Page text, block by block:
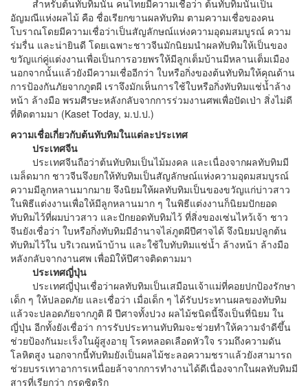
สําหรับต้นทับทิมนั้น คนไทยมีความเชื่อว่า ต้นทับทิมนั้นเป็น
อัญมณีแห่งผลไม้ คือ ชื่อเรียกขานผลทับทิม ตามความเชื่อของคน
โบราณโดยมีความเชื่อว่าเป็นสัญลักษณ์แห่งความอุดมสมบูรณ์ ความ
ร่มรื่น และน่ายินดี โดยเฉพาะชาวจีนมักนิยมนําผลทับทิมให้เป็นของ
ขวัญแก่คู่แต่งงานเพื่อเป็นการอวยพรให้มีลูกเต็มบ้านมีหลานเต็มเมือง
นอกจากนั้นแล้วยังมีความเชื่ออีกว่า ใบหรือกิ่งของต้นทับทิมให้คุณด้าน
การป้องกันภัยจากภูตผี เราจึงมักเห็นการใช้ใบหรือกิ่งทับทิมแช่น้ำล้าง
หน้า ล้างมือ พรมศีรษะหลังกลับจากการร่วมงานศพเพื่อปัดเป่า สิ่งไม่ดี
ที่ติดตามมา (Kaset Today, ม.ป.ป.)
ความเชื่อเกี่ยวกับต้นทับทิมในแต่ละประเทศ
ประเทศจีน
ประเทศจีนถือว่าต้นทับทิมเป็นไม้มงคล และเนื่องจากผลทับทิมมี
เมล็ดมาก ชาวจีนจึงยกให้ทับทิมเป็นสัญลักษณ์แห่งความอุดมสมบูรณ์
ความมีลูกหลานมากมาย จึงนิยมให้ผลทับทิมเป็นของขวัญแก่บ่าวสาว
ในพิธีแต่งงานเพื่อให้มีลูกหลานมาก ๆ ในพิธีแต่งงานก็นิยมปักยอด
ทับทิมไว้ที่ผมบ่าวสาว และปักยอดทับทิมไว้ ที่สิ่งของเซ่นไหว้เจ้า ชาว
จีนยังเชื่อว่า ใบหรือกิ่งทับทิมมีอํานาจไล่ภูตผีปีศาจได้ จึงนิยมปลูกต้น
ทับทิมไว้ใน บริเวณหน้าบ้าน และใช้ใบทับทิมแช่น้ำ ล้างหน้า ล้างมือ
หลังกลับจากงานศพ เพื่อมิให้ปีศาจติดตามมา
ประเทศญี่ปุ่น
ประเทศญี่ปุ่นเชื่อว่าผลทับทิมเป็นเสมือนเจ้าแม่ที่คอยปกป้องรักษา
เด็ก ๆ ให้ปลอดภัย และเชื่อว่า เมื่อเด็ก ๆ ได้รับประทานผลของทับทิม
แล้วจะปลอดภัยจากภูติ ผี ปีศาจทั้งปวง ผลไม้ชนิดนี้จึงเป็นที่นิยม ใน
ญี่ปุ่น อีกทั้งยังเชื่อว่า การรับประทานทับทิมจะช่วยทําให้ความจําดีขึ้น
ช่วยป้องกันมะเร็งในผู้สูงอายุ โรคหลอดเลือดหัวใจ รวมถึงความดัน
โลหิตสูง นอกจากนี้ทับทิมยังเป็นผลไม้ชะลอความชราแล้วยังสามารถ
ช่วยบรรเทาอาการเหนื่อยล้าจากการทํางานได้ดีเนื่องจากในผลทับทิมมี
สารที่เรียกว่า กรดซิตริก